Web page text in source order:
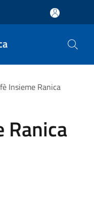
Insieme Ranica
Ranica